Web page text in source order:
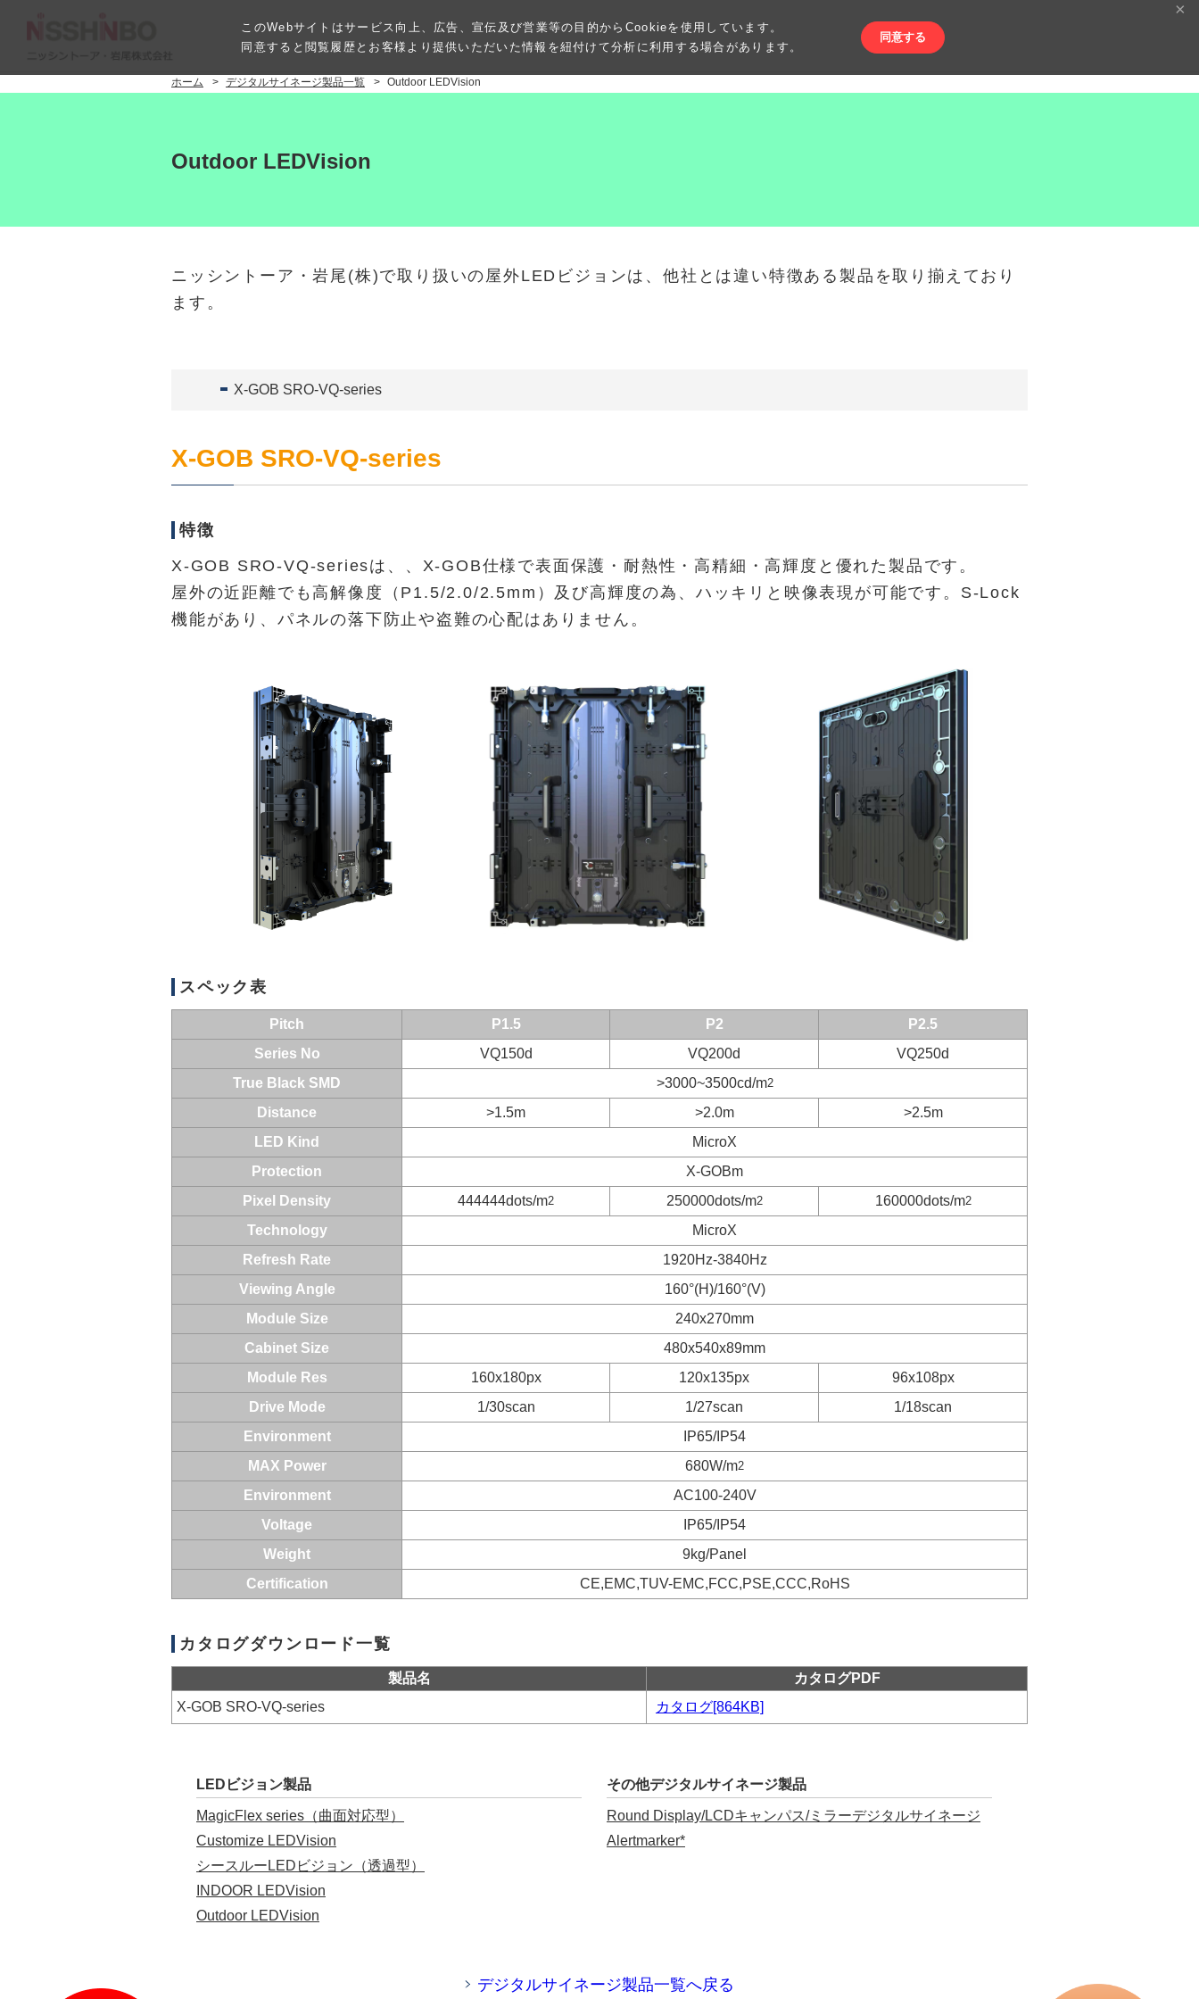
ホーム デジタルサイネージ製品一覧 Outdoor LEDVision
Outdoor LEDVision
ニッシントーア・岩尾(株)で取り扱いの屋外LEDビジョンは、他社とは違い特徴ある製品を取り揃えており
ます。
X-GOB SRO-VQ-series
X-GOB SRO-VQ-series
特徴
X-GOB SRO-VQ-seriesは、、X-GOB仕様で表面保護・耐熱性・高精細・高輝度と優れた製品です。
屋外の近距離でも高解像度（P1.5/2.0/2.5mm）及び高輝度の為、ハッキリと映像表現が可能です。S-Lock
機能があり、パネルの落下防止や盗難の心配はありません。
スペック表
Pitch P1.5 P2
P2.5
Series No
VQ150d VQ200d
VQ250d
True Black SMD
>3000~3500cd/m2
Distance >1.5m >2.0m
>2.5m
LED Kind
MicroX
Protection
X-GOBm
Pixel Density
444444dots/m2 250000dots/m2 160000dots/m2
Technology
MicroX
Refresh Rate
1920Hz-3840Hz
Viewing Angle
160°(H)/160°(V)
Module Size
240x270mm
Cabinet Size
480x540x89mm
Module Res
160x180px 120x135px
96x108px
Drive Mode
1/30scan 1/27scan
1/18scan
Environment
IP65/IP54
MAX Power
680W/m2
Environment
AC100-240V
Voltage
IP65/IP54
Weight
9kg/Panel
Certification
CE,EMC,TUV-EMC,FCC,PSE,CCC,RoHS
カタログダウンロード一覧
製品名
カタログPDF
X-GOB SRO-VQ-series
カタログ[864KB]
LEDビジョン製品
MagicFlex series（曲面対応型）
Customize LEDVision
シースルーLEDビジョン（透過型）
INDOOR LEDVision
Outdoor LEDVision
その他デジタルサイネージ製品
Round Display/LCDキャンパス/ミラーデジタルサイネージ
Alertmarker*
デジタルサイネージ製品一覧へ戻る
このWebサイトはサービス向上、広告、宣伝及び営業等の目的からCookieを使用しています。
同意すると閲覧履歴とお客様より提供いただいた情報を紐付けて分析に利用する場合があります。
同意する
×